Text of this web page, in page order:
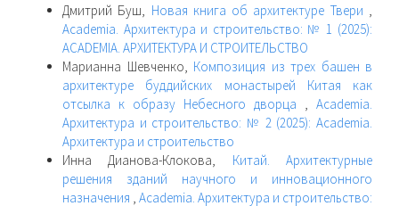
Дмитрий Буш, Новая книга об архитектуре Твери ,
Academia. Архитектура и строительство: № 1 (2025):
ACADEMIA. АРХИТЕКТУРА И СТРОИТЕЛЬСТВО
Марианна Шевченко, Композиция из трех башен в
архитектуре буддийских монастырей Китая как
отсылка к образу Небесного дворца , Academia.
Архитектура и строительство: № 2 (2025): Academia.
Архитектура и строительство
Инна Дианова-Клокова, Китай. Архитектурные
решения зданий научного и инновационного
назначения , Academia. Архитектура и строительство: